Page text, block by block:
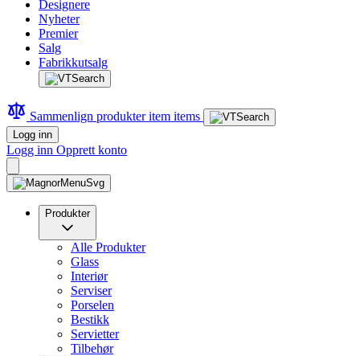
Designere
Nyheter
Premier
Salg
Fabrikkutsalg
Sammenlign produkteritem items
Logg inn
Logg inn Opprett konto
Produkter
Alle Produkter
Glass
Interiør
Serviser
Porselen
Bestikk
Servietter
Tilbehør